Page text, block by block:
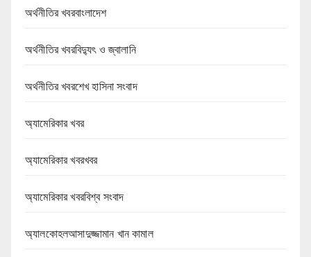
অর্থনীতির খবরবাংলাদেশ
অর্থনীতির খবরবিদ্যুৎ ও জ্বালানি
অর্থনীতির খবরশেখ হাসিনা সংবাদ
অ্যামেরিকার খবর
অ্যামেরিকার খবরখবর
অ্যামেরিকার খবরবিশ্ব সংবাদ
অ্যালকোহলআসাদুজ্জামান খান কামাল